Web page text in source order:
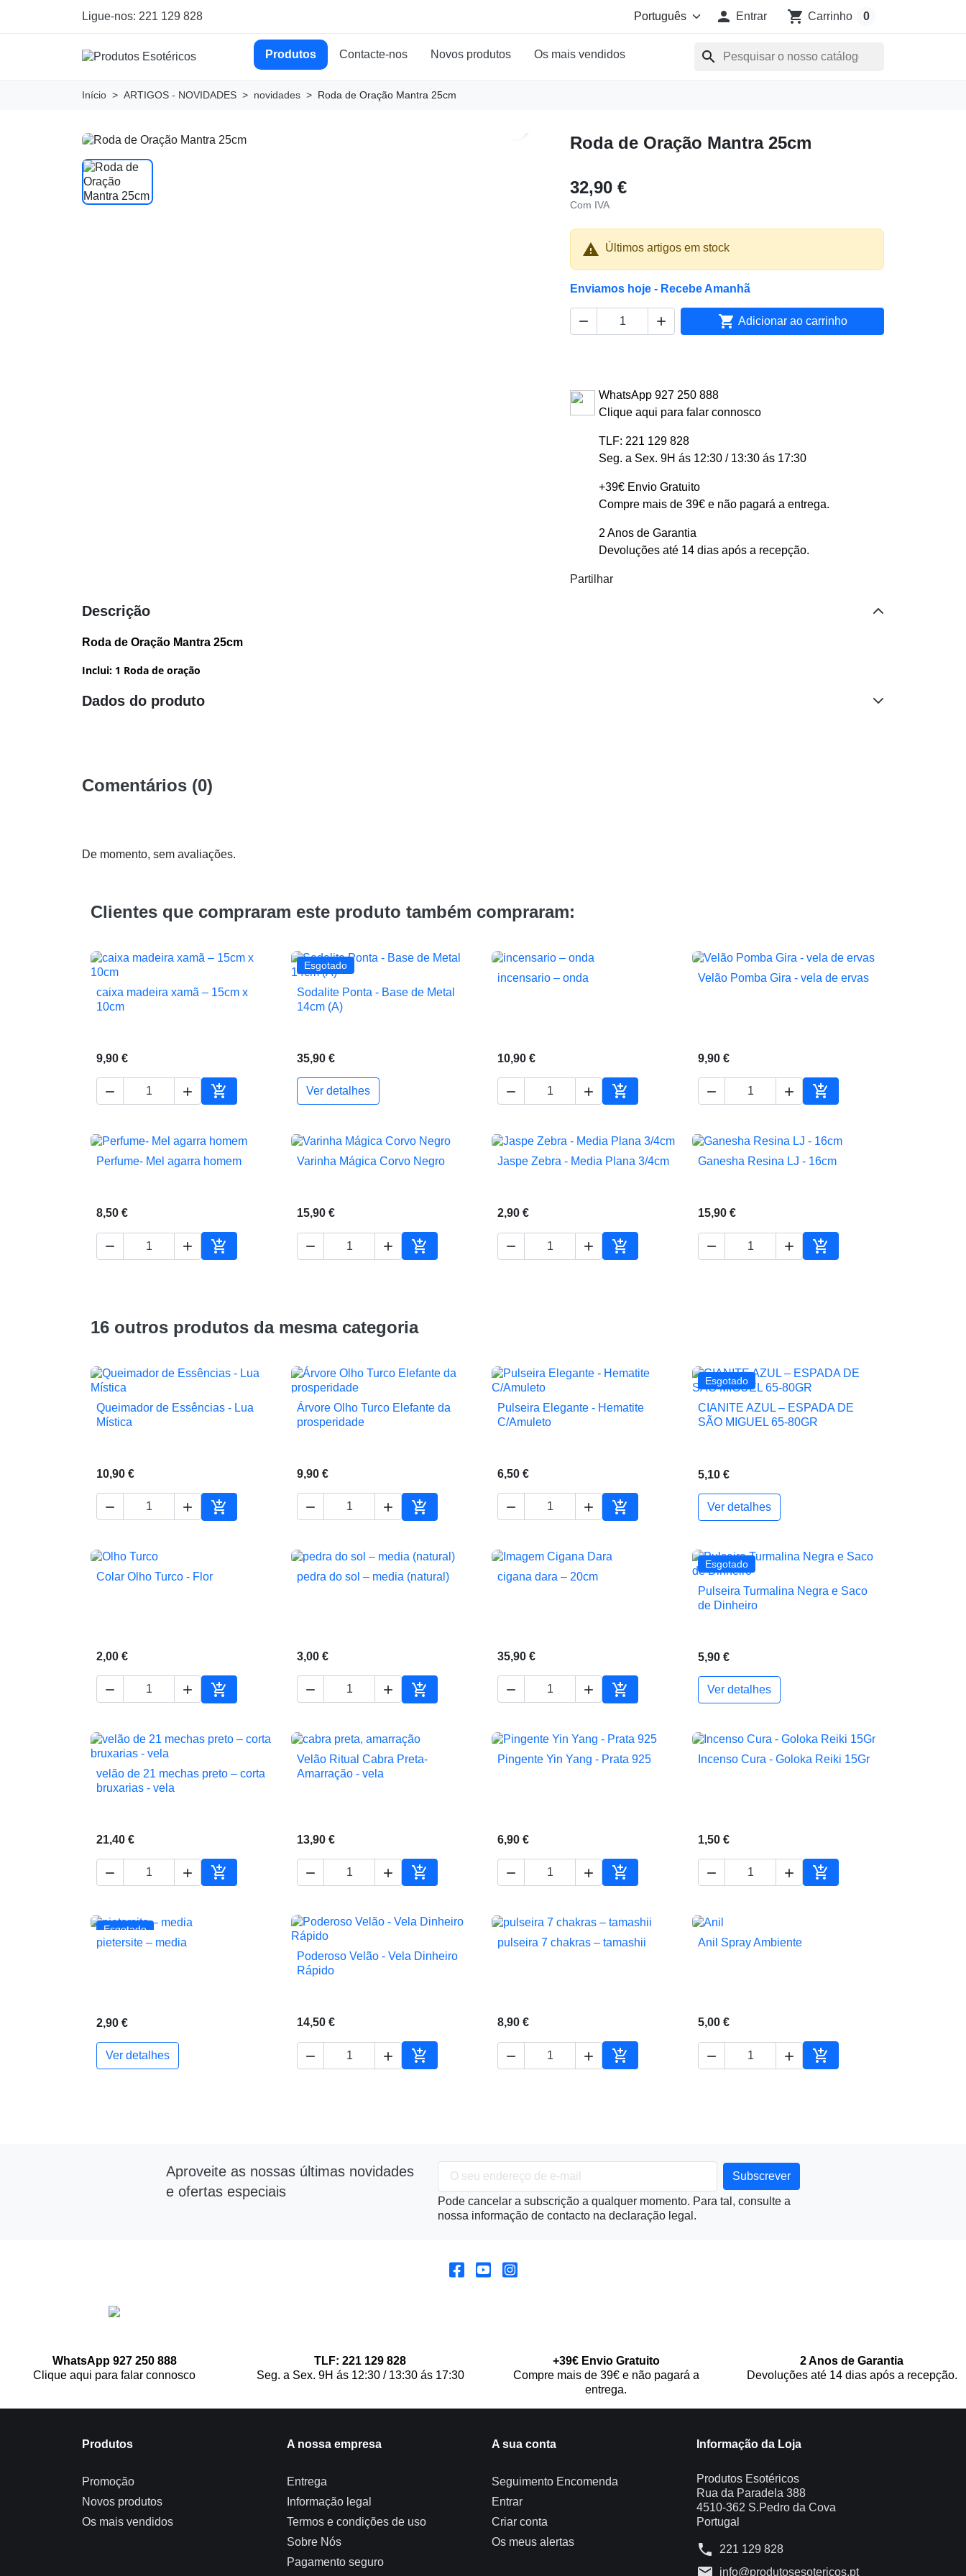
Ligue-nos: 221 129 828  Entrar shopping_cart Carrinho 0
Produtos Contacte-nos Novos produtos Os mais vendidos search
Início ARTIGOS - NOVIDADES novidades Roda de Oração Mantra 25cm
Roda de Oração Mantra 25cm
32,90 €
Com IVA
 Últimos artigos em stock
Enviamos hoje - Recebe Amanhã
   Adicionar ao carrinho
WhatsApp 927 250 888
Clique aqui para falar connosco
TLF: 221 129 828
Seg. a Sex. 9H ás 12:30 / 13:30 ás 17:30
+39€ Envio Gratuito
Compre mais de 39€ e não pagará a entrega.
2 Anos de Garantia
Devoluções até 14 dias após a recepção.
Partilhar
Descrição
Roda de Oração Mantra 25cm
Inclui: 1 Roda de oração
Dados do produto
Comentários (0)
De momento, sem avaliações.
Clientes que compraram este produto também compraram:
 Vista rápida
caixa madeira xamã – 15cm x
10cm
9,90 €
  
Adicionar ao carrinho
Esgotado
 Vista rápida
Sodalite Ponta - Base de Metal
14cm (A)
35,90 €
Ver detalhes
 Vista rápida
incensario – onda
10,90 €
  
Adicionar ao carrinho
 Vista rápida
Velão Pomba Gira - vela de ervas
9,90 €
  
Adicionar ao carrinho
 Vista rápida
Perfume- Mel agarra homem
8,50 €
  
Adicionar ao carrinho
 Vista rápida
Varinha Mágica Corvo Negro
15,90 €
  
Adicionar ao carrinho
 Vista rápida
Jaspe Zebra - Media Plana 3/4cm
2,90 €
  
Adicionar ao carrinho
 Vista rápida
Ganesha Resina LJ - 16cm
15,90 €
  
Adicionar ao carrinho
16 outros produtos da mesma categoria
 Vista rápida
Queimador de Essências - Lua
Mística
10,90 €
  
Adicionar ao carrinho
 Vista rápida
Árvore Olho Turco Elefante da
prosperidade
9,90 €
  
Adicionar ao carrinho
 Vista rápida
Pulseira Elegante - Hematite
C/Amuleto
6,50 €
  
Adicionar ao carrinho
Esgotado
 Vista rápida
CIANITE AZUL – ESPADA DE
SÃO MIGUEL 65-80GR
5,10 €
Ver detalhes
 Vista rápida
Colar Olho Turco - Flor
2,00 €
  
Adicionar ao carrinho
 Vista rápida
pedra do sol – media (natural)
3,00 €
  
Adicionar ao carrinho
 Vista rápida
cigana dara – 20cm
35,90 €
  
Adicionar ao carrinho
Esgotado
 Vista rápida
Pulseira Turmalina Negra e Saco
de Dinheiro
5,90 €
Ver detalhes
 Vista rápida
velão de 21 mechas preto – corta
bruxarias - vela
21,40 €
  
Adicionar ao carrinho
 Vista rápida
Velão Ritual Cabra Preta-
Amarração - vela
13,90 €
  
Adicionar ao carrinho
 Vista rápida
Pingente Yin Yang - Prata 925
6,90 €
  
Adicionar ao carrinho
 Vista rápida
Incenso Cura - Goloka Reiki 15Gr
1,50 €
  
Adicionar ao carrinho
Esgotado
 Vista rápida
pietersite – media
2,90 €
Ver detalhes
 Vista rápida
Poderoso Velão - Vela Dinheiro
Rápido
14,50 €
  
Adicionar ao carrinho
 Vista rápida
pulseira 7 chakras – tamashii
8,90 €
  
Adicionar ao carrinho
 Vista rápida
Anil Spray Ambiente
5,00 €
  
Adicionar ao carrinho
Aproveite as nossas últimas novidades
e ofertas especiais
Pode cancelar a subscrição a qualquer momento. Para tal, consulte a
nossa informação de contacto na declaração legal.
WhatsApp 927 250 888
Clique aqui para falar connosco
TLF: 221 129 828
Seg. a Sex. 9H ás 12:30 / 13:30 ás 17:30
+39€ Envio Gratuito
Compre mais de 39€ e não pagará a
entrega.
2 Anos de Garantia
Devoluções até 14 dias após a recepção.
Produtos
Promoção
Novos produtos
Os mais vendidos
A nossa empresa
Entrega
Informação legal
Termos e condições de uso
Sobre Nós
Pagamento seguro
A sua conta
Seguimento Encomenda
Entrar
Criar conta
Os meus alertas
Informação da Loja
Produtos Esotéricos
Rua da Paradela 388
4510-362 S.Pedro da Cova
Portugal
phone 221 129 828
info@produtosesotericos.pt